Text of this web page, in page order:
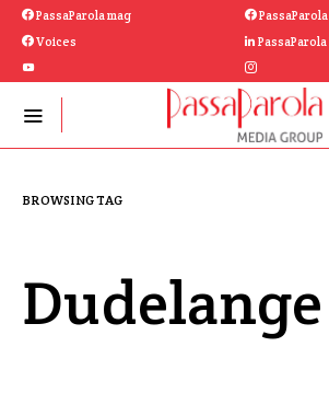
PassaParola mag
Voices
BROWSING TAG
Dudelange